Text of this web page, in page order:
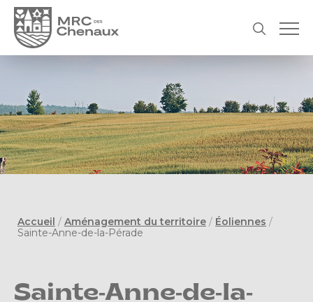
Accueil / Aménagement du territoire / Éoliennes /
Sainte-Anne-de-la-Pérade
Sainte-Anne-de-la-